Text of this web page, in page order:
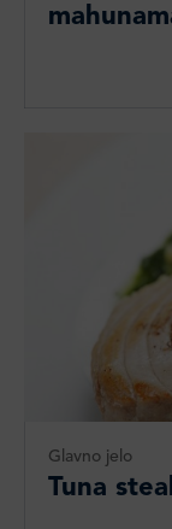
Glavno jelo
Tuna